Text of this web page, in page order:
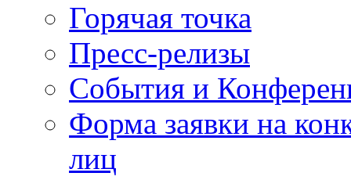
Горячая точка
Пресс-релизы
События и
Форма заявки на
лиц